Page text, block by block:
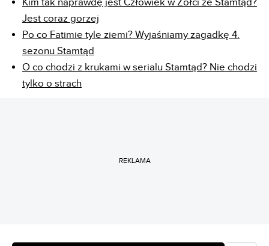
Jest coraz gorzej
Po co Fatimie tyle ziemi? Wyjaśniamy zagadkę 4.
sezonu Stamtąd
O co chodzi z krukami w serialu Stamtąd? Nie chodzi
tylko o strach
REKLAMA